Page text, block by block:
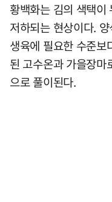
황백화는 김의 색택이
저하되는 현상이다.
생육에 필요한 수준보
된 고수온과 가을장마
으로 풀이된다.